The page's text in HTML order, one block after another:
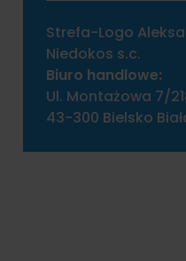
Strefa-Logo
Niedokos s.c.
Biuro handlowe:
Ul. Montażowa 7/
43-300 Bielsko